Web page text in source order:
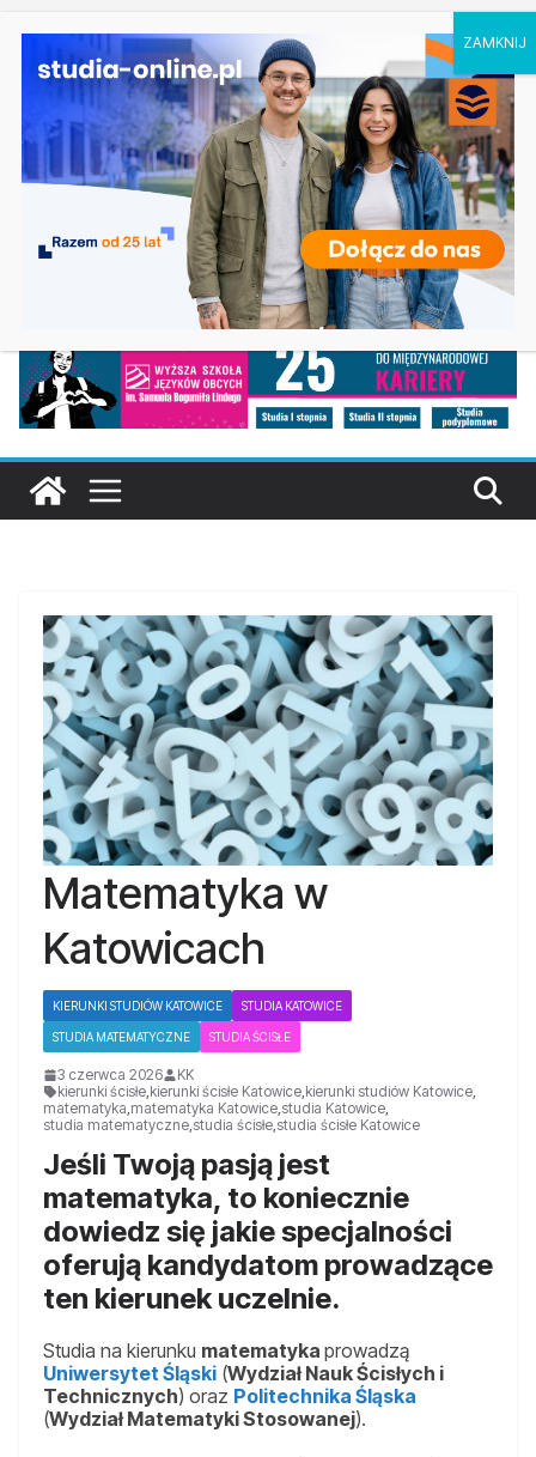
Ostatnie
wpisy:
Dodatkowa rekrutacja na studia na UJD –
Uniwersytet Jana Długosza w Częstochowie
Biotechnologia – Uniwersytet Przyrodniczy w
Poznaniu
Zarządzanie w turystyce w Katowicach
Turystyka – Uniwersytet Wrocławski
Oceanotechnika w Szczecinie
Matematyka w
Katowicach
KIERUNKI STUDIÓW KATOWICE STUDIA KATOWICE
STUDIA MATEMATYCZNE STUDIA ŚCISŁE
3 czerwca 2026
KK
kierunki ścisłe,kierunki ścisłe Katowice,kierunki studiów Katowice,
matematyka,matematyka Katowice,studia Katowice,
studia matematyczne,studia ścisłe,studia ścisłe Katowice
Jeśli Twoją pasją jest
matematyka, to koniecznie
dowiedz się jakie specjalności
oferują kandydatom prowadzące
ten kierunek uczelnie.
Studia na kierunku matematyka prowadzą
Uniwersytet Śląski (Wydział Nauk Ścisłych i
Technicznych) oraz Politechnika Śląska
(Wydział Matematyki Stosowanej).